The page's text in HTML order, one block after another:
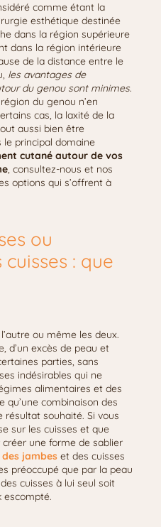
comme étant la
esthétique destinée
dans la région supérieure
dans la région intérieure
de la distance entre le
les avantages de
du genou sont minimes.
du genou n’en
cas, la laxité de la
aussi bien être
le principal domaine
cutané autour de vos
, consultez-nous et nos
options qui s’offrent à
ou
: que
ou même les deux.
d’un excès de peau et
parties, sans
indésirables qui ne
alimentaires et des
qu’une combinaison des
résultat souhaité. Si vous
sur les cuisses et que
une forme de sablier
jambes et des cuisses
préoccupé que par la peau
cuisses à lui seul soit
escompté.